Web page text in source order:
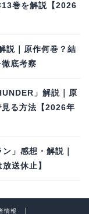
13巻を解説【2026
説｜原作何巻？結
底考察
」解説｜原
る方法【2026年
」感想・解説｜
送休止】
情報